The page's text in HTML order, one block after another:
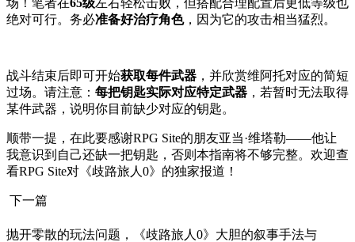
绝对可行。务必准备好治疗角色，因为它的攻击相当猛烈。
战斗结束后即可开始获取每件武器 ，并欣赏维阿托对应的简短
过场。请注意： 每把钥匙实际对应特定武器 ，若暂时无法取得
某件武器，说明你目前缺少对应的钥匙。
顺带一提，在此要感谢RPG Site的朋友亚当·维塔勒——他让
我意识到自己还缺一把钥匙，否则本指南将不够完整。欢迎查
看RPG Site对《歧路旅人0》的独家报道！
下一篇
抛开零散的玩法问题，《歧路旅人0》大胆的叙事手法与